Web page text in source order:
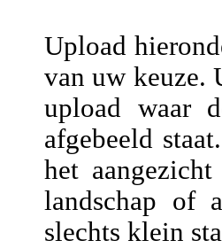
Upload
van uw keuze.
upload waar
afgebeeld
het
landschap of
slechts klein